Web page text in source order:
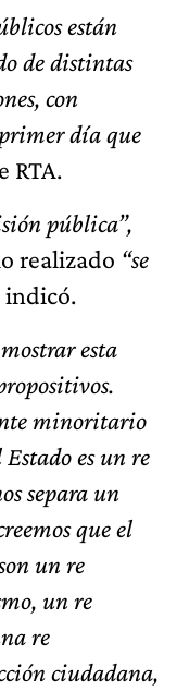
están
de distintas
con
día que
RTA.
pública”,
realizado “se
indicó.
esta
minoritario
es un re
separa un
que el
un re
un re
re
ciudadana,